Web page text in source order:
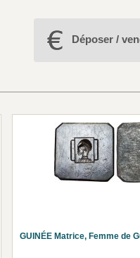
Déposer /
GUINÉE Matrice, Femme de